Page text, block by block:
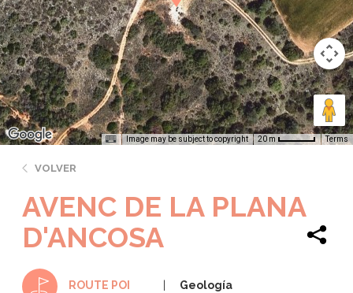
Image may be subject to copyright 20 m Terms
VOLVER
AVENC DE LA PLANA
D'ANCOSA
ROUTE POI Geología